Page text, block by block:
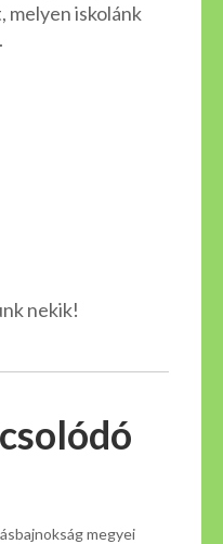
melyen iskolánk
nekik!
megyei